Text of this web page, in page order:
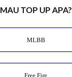
MAU TOP UP APA?
MLBB
Free Fire